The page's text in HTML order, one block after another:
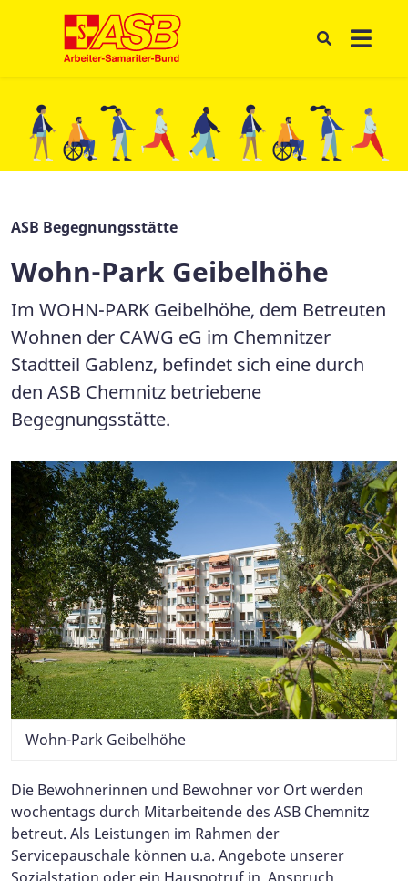
ASB Begegnungsstätte
Wohn-Park Geibelhöhe
Im WOHN-PARK Geibelhöhe, dem Betreuten
Wohnen der CAWG eG im Chemnitzer
Stadtteil Gablenz, befindet sich eine durch
den ASB Chemnitz betriebene
Begegnungsstätte.
Wohn-Park Geibelhöhe
Die Bewohnerinnen und Bewohner vor Ort werden
wochentags durch Mitarbeitende des ASB Chemnitz
betreut. Als Leistungen im Rahmen der
Servicepauschale können u.a. Angebote unserer